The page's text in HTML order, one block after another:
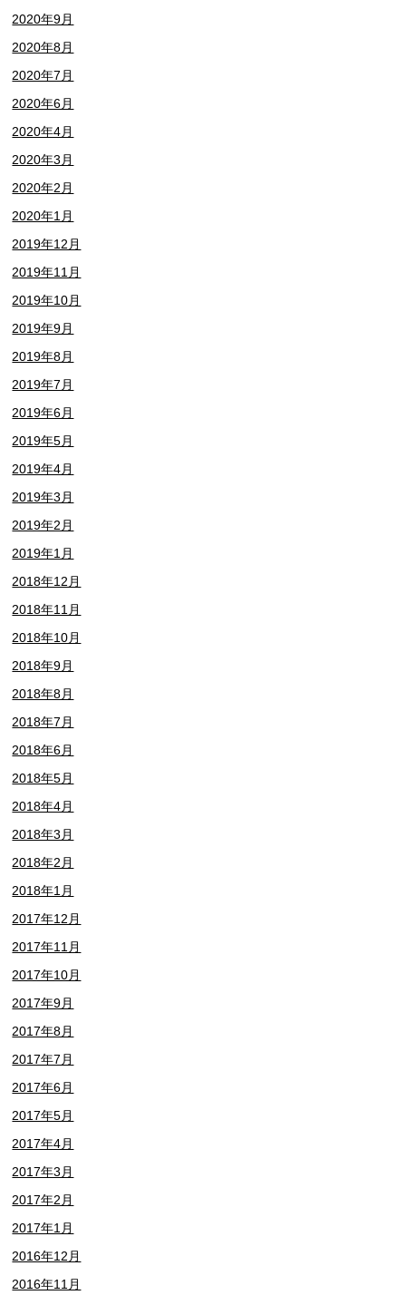
2020年9月
2020年8月
2020年7月
2020年6月
2020年4月
2020年3月
2020年2月
2020年1月
2019年12月
2019年11月
2019年10月
2019年9月
2019年8月
2019年7月
2019年6月
2019年5月
2019年4月
2019年3月
2019年2月
2019年1月
2018年12月
2018年11月
2018年10月
2018年9月
2018年8月
2018年7月
2018年6月
2018年5月
2018年4月
2018年3月
2018年2月
2018年1月
2017年12月
2017年11月
2017年10月
2017年9月
2017年8月
2017年7月
2017年6月
2017年5月
2017年4月
2017年3月
2017年2月
2017年1月
2016年12月
2016年11月